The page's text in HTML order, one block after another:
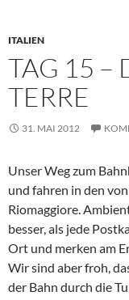
ITALIEN
TAG 15 –
TERRE
31. MAI 2012
Unser Weg zum
und fahren in den
Riomaggiore.
besser, als jede
Ort und merken am
Wir sind aber froh,
der Bahn durch die